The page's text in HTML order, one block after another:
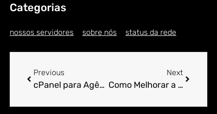
Categorias
nossos servidores sobre nós status da rede
Previous
cPanel para Agências: Gerenciando Múltiplos Projetos.
Next
Como Melhorar a Gestão de Cache no cPanel.